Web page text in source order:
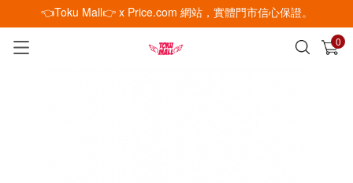
👈Toku Mall👉 x Price.com 網站，實體門市信心保證。
0
已加入購物車 查看